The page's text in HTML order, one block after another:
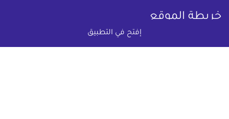
إفتح في التطبيق
خريطة الموقع